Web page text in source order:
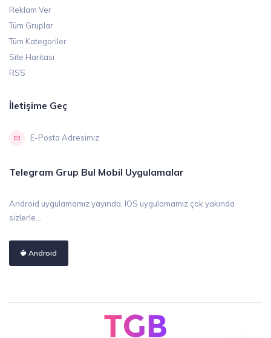
Reklam Ver
Tüm Gruplar
Tüm Kategoriler
Site Haritası
RSS
İletişime Geç
E-Posta Adresimiz
Telegram Grup Bul Mobil Uygulamalar
Android uygulamamız yayında. IOS uygulamamız çok yakında
sizlerle...
Android